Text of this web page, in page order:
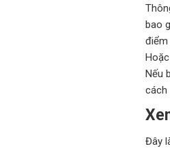
bao
điểm
Nếu
cách
Đây